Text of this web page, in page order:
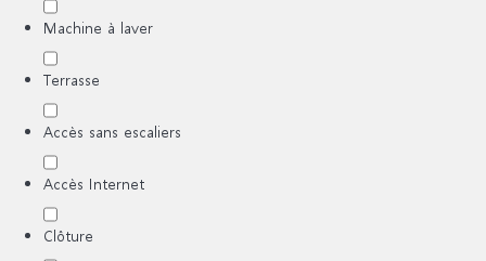
Machine à laver
Terrasse
Accès sans escaliers
Accès Internet
Clôture